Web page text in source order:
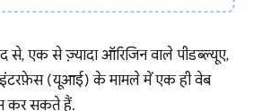
एक से ज़्यादा ऑरिजिन वाले पीडब्ल्यूए,
(यूआई) के मामले में एक ही वेब
कर सकते हैं.